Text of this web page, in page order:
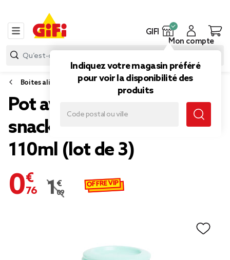
GIFI
Indiquez votre magasin préféré
pour voir la disponibilité des
produits
Mon compte
Boites alimentaires et bocaux
Pot avec couvercle pour
snack en plastique rose
110ml (lot de 3)
0,76 €
Prix remisé de 1,09 € à 0,76 €
1,09 € OFFRE VIP